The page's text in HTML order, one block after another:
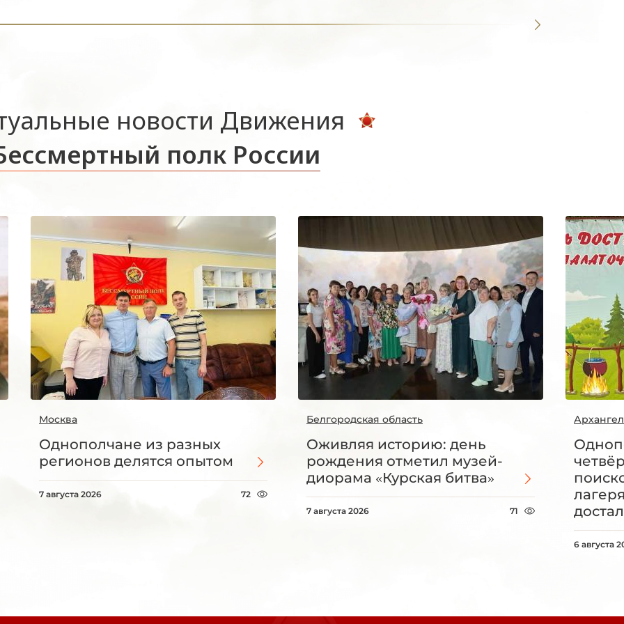
новости Движения
полк России
Москва
Однополчане из разных
регионов делятся опытом
7 августа 2026 72
Белгородская область
Оживляя историю: день
рождения отметил музей-
диорама «Курская битва»
7 августа 2026 71
6 августа